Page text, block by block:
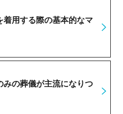
用する際の基本的なマ
みの葬儀が主流になりつ